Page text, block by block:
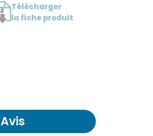
Télécharger
la fiche produit
Avis